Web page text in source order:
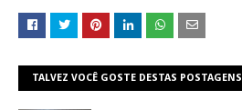
TALVEZ VOCÊ GOSTE DESTAS POSTAGENS